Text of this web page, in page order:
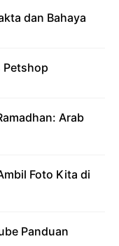
dan Bahaya
Petshop
Arab
Foto Kita di
Panduan